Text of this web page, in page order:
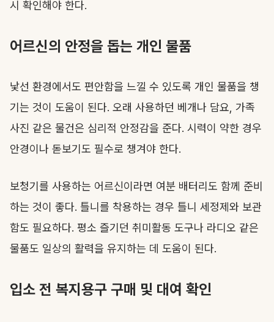
시 확인해야 한다.
어르신의 안정을 돕는 개인 물품
낯선 환경에서도 편안함을 느낄 수 있도록 개인 물품을 챙
기는 것이 도움이 된다. 오래 사용하던 베개나 담요, 가족
사진 같은 물건은 심리적 안정감을 준다. 시력이 약한 경우
안경이나 돋보기도 필수로 챙겨야 한다.
보청기를 사용하는 어르신이라면 여분 배터리도 함께 준비
하는 것이 좋다. 틀니를 착용하는 경우 틀니 세정제와 보관
함도 필요하다. 평소 즐기던 취미활동 도구나 라디오 같은
물품도 일상의 활력을 유지하는 데 도움이 된다.
입소 전 복지용구 구매 및 대여 확인